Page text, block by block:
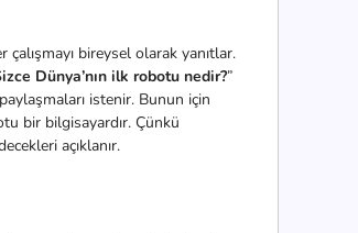
çalışmayı bireysel olarak yanıtlar.
Dünya’nın ilk robotu nedir?”
istenir. Bunun için
bir bilgisayardır. Çünkü
açıklanır.